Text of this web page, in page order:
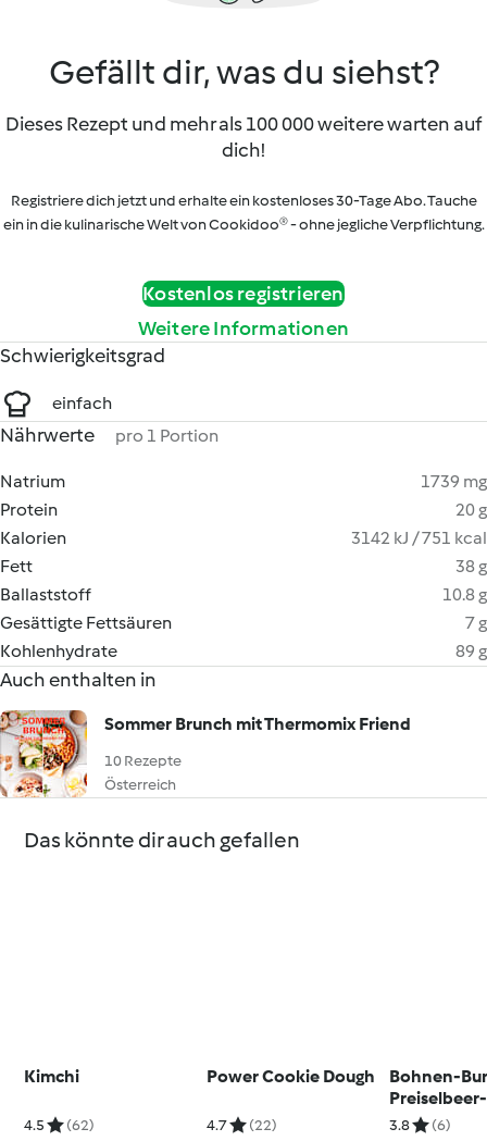
Gefällt dir, was du siehst?
Dieses Rezept und mehr als 100 000 weitere warten auf
dich!
Registriere dich jetzt und erhalte ein kostenloses 30-Tage Abo. Tauche
ein in die kulinarische Welt von Cookidoo® - ohne jegliche Verpflichtung.
Kostenlos registrieren
Weitere Informationen
Schwierigkeitsgrad
einfach
Nährwerte pro 1 Portion
Natrium
1739 mg
Protein
20 g
Kalorien
3142 kJ / 751 kcal
Fett
38 g
Ballaststoff
10.8 g
Gesättigte Fettsäuren
7 g
Kohlenhydrate
89 g
Auch enthalten in
Sommer Brunch mit Thermomix Friend
10 Rezepte
Österreich
Das könnte dir auch gefallen
Kimchi
4.5 (62)
Power Cookie Dough
4.7 (22)
Bohnen-
(vegan)
3.8 (6)